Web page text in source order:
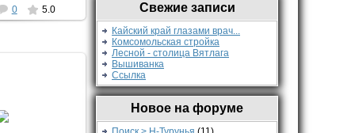
0 5.0 Свежие записи
Кайский край глазами врач...
Комсомольская стройка
Лесной - столица Вятлага
Вышиванка
Ссылка
Новое на форуме